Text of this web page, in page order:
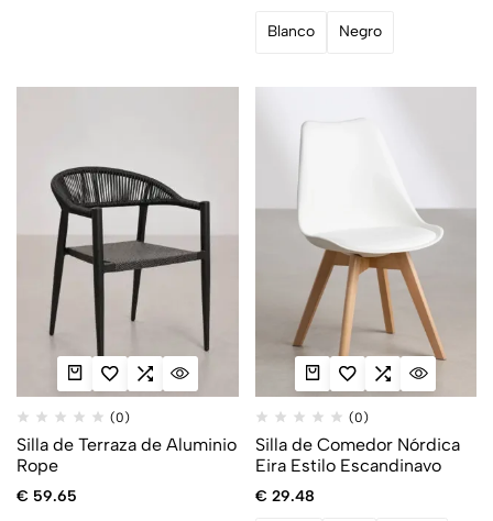
Blanco Negro
(0)
Silla de Terraza de Aluminio
Rope
€ 59.65
(0)
Silla de Comedor Nórdica
Eira Estilo Escandinavo
€ 29.48